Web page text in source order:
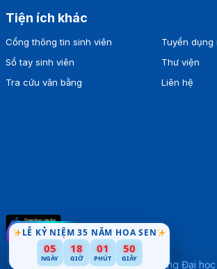
LỄ KỶ NIỆM 35 NĂM HOA SEN
05
NGÀY
18
GIỜ
01
PHÚT
49
GIÂY
Tiện ích khác
Cổng thông tin sinh viên
Sổ tay sinh viên
Tra cứu văn bằng
Tuyển dụng
Thư viện
Liên hệ
Bản quyền thuộc về Trường Đại